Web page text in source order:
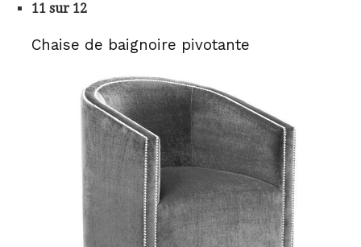
11 sur 12
Chaise de baignoire pivotante